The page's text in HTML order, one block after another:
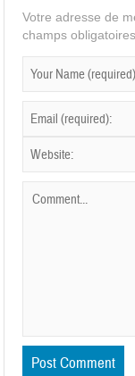
Votre adresse de
champs